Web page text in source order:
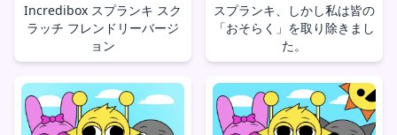
Incredibox スプランキ スク
ラッチ フレンドリーバージ
ョン
スプランキ、しかし私は皆の
「おそらく」を取り除きまし
た。